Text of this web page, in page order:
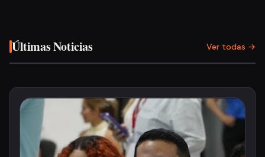
Últimas Noticias Ver todas →